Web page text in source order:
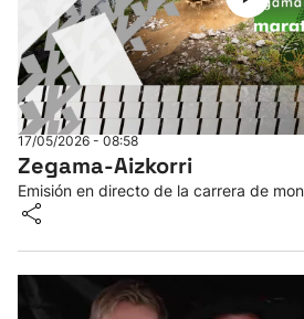
17/05/2026 - 08:58
Zegama-Aizkorri
Emisión en directo de la carrera de